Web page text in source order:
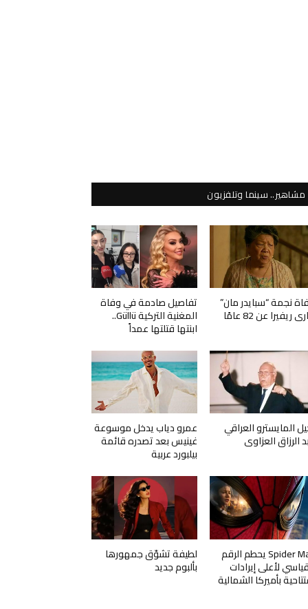
مشاهير.. سينما وتلفزيون
نجمة “سبايدر مان”
ريفيرا عن 82 عامًا
تفاصيل صادمة في وفاة
المغنية التركية Güllü..
ابنتها قتلتها عمداً
المايسترو العراقي
الرزاق العزاوي
عمرو دياب يدخل موسوعة
غينيس بعد تصدره قائمة
بيلبورد عربية
Spider Man يحطم الرقم
لأعلى إيرادات
بأميركا الشمالية
لطيفة تشوّق جمهورها
بألبوم جديد